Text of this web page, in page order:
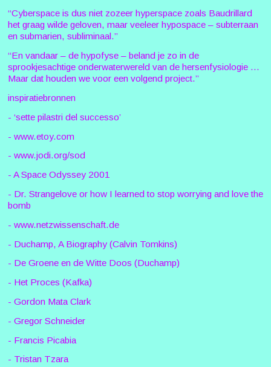
“Cyberspace is dus niet zozeer hyperspace zoals Baudrillard
het graag wilde geloven, maar veeleer hypospace – subterraan
en submarien, subliminaal.”
“En vandaar – de hypofyse – beland je zo in de
sprookjesachtige onderwaterwereld van de hersenfysiologie ...
Maar dat houden we voor een volgend project.”
inspiratiebronnen
- ‘sette pilastri del successo’
- www.etoy.com
- www.jodi.org/sod
- A Space Odyssey 2001
- Dr. Strangelove or how I learned to stop worrying and love the
bomb
- www.netzwissenschaft.de
- Duchamp, A Biography (Calvin Tomkins)
- De Groene en de Witte Doos (Duchamp)
- Het Proces (Kafka)
- Gordon Mata Clark
- Gregor Schneider
- Francis Picabia
- Tristan Tzara